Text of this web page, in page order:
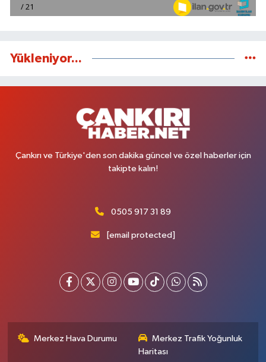
Yükleniyor...
Çankırı ve Türkiye'den son dakika güncel ve özel haberler için
takipte kalın!
0505 917 31 89
[email protected]
Merkez Hava Durumu
Merkez Trafik Yoğunluk
Haritası